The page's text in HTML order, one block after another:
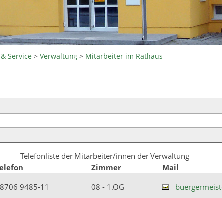
Service >Verwaltung > Mitarbeiter im Rathaus
Telefonliste der Mitarbeiter/innen der Verwaltung
Zimmer
Mail
9485-11 08 - 1.OG